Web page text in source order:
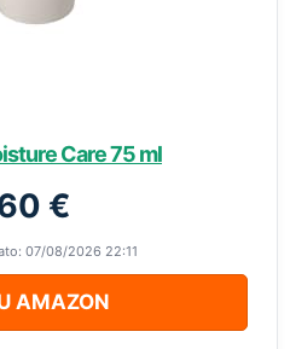
Care 75 ml
€
07/08/2026 22:11
AMAZON